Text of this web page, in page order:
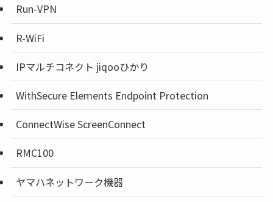
Run-VPN
R-WiFi
IPマルチコネクト jiqooひかり
WithSecure Elements Endpoint Protection
ConnectWise ScreenConnect
RMC100
ヤマハネットワーク機器